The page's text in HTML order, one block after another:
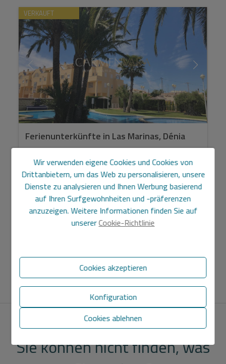
VERKAUFT
Ferienunterkünfte in Las Marinas, Dénia
Consultar
Wohnung in Dénia - Les Marines Gemütliches
Erdgeschoss mit 2 Schlafzimmern in Las Marinas - Denia
FERIENUNTERKÜNFTE Entdecken Sie den Komfort und
den medi...
Ref. AV004 80 m2
Sie können nicht finden, was
Wir verwenden eigene Cookies und Cookies von
Drittanbietern, um das Web zu personalisieren, unsere
Dienste zu analysieren und Ihnen Werbung basierend
auf Ihren Surfgewohnheiten und -präferenzen
anzuzeigen. Weitere Informationen finden Sie auf
unsererCookie-Richtlinie
Cookies akzeptieren
Konfiguration
Cookies ablehnen